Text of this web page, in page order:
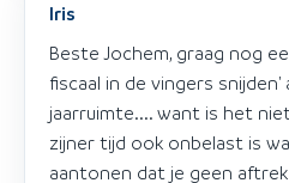
Iris
Beste Jochem, graag nog
fiscaal in de vingers
jaarruimte.... want is het
zijner tijd ook onbelast is
aantonen dat je geen